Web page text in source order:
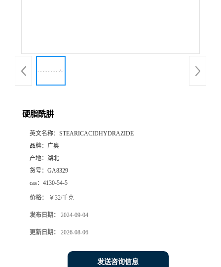
硬脂酰肼
英文名称： STEARICACIDHYDRAZIDE
品牌： 广奥
产地： 湖北
货号： GA8329
cas： 4130-54-5
价格： ￥32/千克
发布日期： 2024-09-04
更新日期： 2026-08-06
发送咨询信息